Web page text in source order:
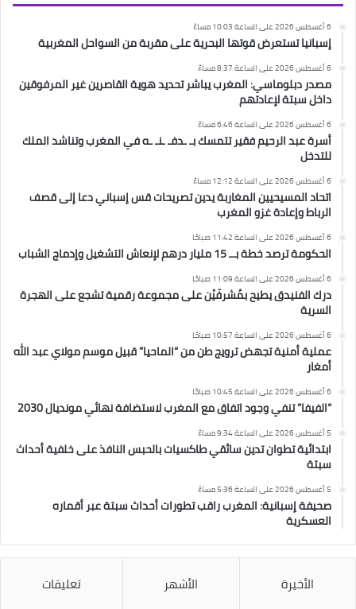
6 أغسطس 2026 على الساعة 10:03 مساءً
إسبانيا تستعرض قوتها البحرية على مقربة من السواحل المغربية
6 أغسطس 2026 على الساعة 8:37 مساءً
مصدر دبلوماسي: المغرب يباشر تحديد هوية القاصرين غير المرفوقين
داخل سبتة لإعادتهم
6 أغسطس 2026 على الساعة 6:46 مساءً
أسرة عبد الرحيم فقير تتمسك بـ ـدفـ ـنـ ـه في المغرب وتناشد الملك
للتدخل
6 أغسطس 2026 على الساعة 12:12 مساءً
اتحاد المسيحيين المغاربة يدين تصريحات قس إسباني دعا إلى قصف
الرباط وإعادة غزو المغرب
6 أغسطس 2026 على الساعة 11:42 صباحًا
الحكومة ترصد خطة بــ 15 مليار درهم لإنعاش التشغيل وإدماج الشباب
6 أغسطس 2026 على الساعة 11:09 صباحًا
درك الفنيدق يطيح بمُشرفَيْن على مجموعة رقمية تشجع على الهجرة
السرية
6 أغسطس 2026 على الساعة 10:57 صباحًا
عملية أمنية تجهض ترويج طن من “الماحيا” قبيل موسم مولاي عبد الله
أمغار
6 أغسطس 2026 على الساعة 10:45 صباحًا
“الفيفا” تنفي وجود اتفاق مع المغرب لاستضافة نهائي مونديال 2030
5 أغسطس 2026 على الساعة 9:34 مساءً
ابتدائية تطوان تدين سائقي طاكسيات بالحبس النافذ على خلفية أحداث
سبتة
5 أغسطس 2026 على الساعة 5:36 مساءً
صحيفة إسبانية: المغرب راقب تطورات أحداث سبتة عبر أقماره
العسكرية
الأخيرة الأشهر تعليقات